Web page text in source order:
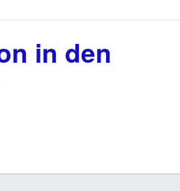
in den